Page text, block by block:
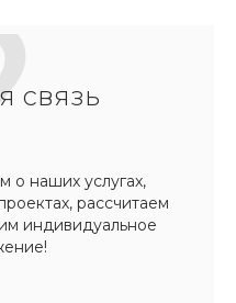
связь
о наших услугах,
рассчитаем
индивидуальное